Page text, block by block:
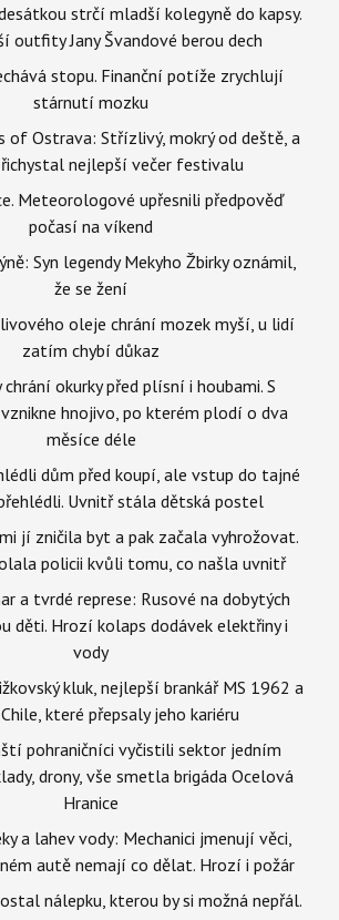
strčí mladší kolegyně do kapsy.
outfity Jany Švandové berou dech
stopu. Finanční potíže zrychlují
stárnutí mozku
of Ostrava: Střízlivý, mokrý od deště, a
nejlepší večer festivalu
Meteorologové upřesnili předpověď
počasí na víkend
Syn legendy Mekyho Žbirky oznámil,
že se žení
oleje chrání mozek myší, u lidí
zatím chybí důkaz
chrání okurky před plísní i houbami. S
hnojivo, po kterém plodí o dva
měsíce déle
dům před koupí, ale vstup do tajné
Uvnitř stála dětská postel
jí zničila byt a pak začala vyhrožovat.
policii kvůli tomu, co našla uvnitř
a tvrdé represe: Rusové na dobytých
děti. Hrozí kolaps dodávek elektřiny i
vody
kluk, nejlepší brankář MS 1962 a
které přepsaly jeho kariéru
pohraničníci vyčistili sektor jedním
drony, vše smetla brigáda Ocelová
Hranice
a lahev vody: Mechanici jmenují věci,
autě nemají co dělat. Hrozí i požár
nálepku, kterou by si možná nepřál.